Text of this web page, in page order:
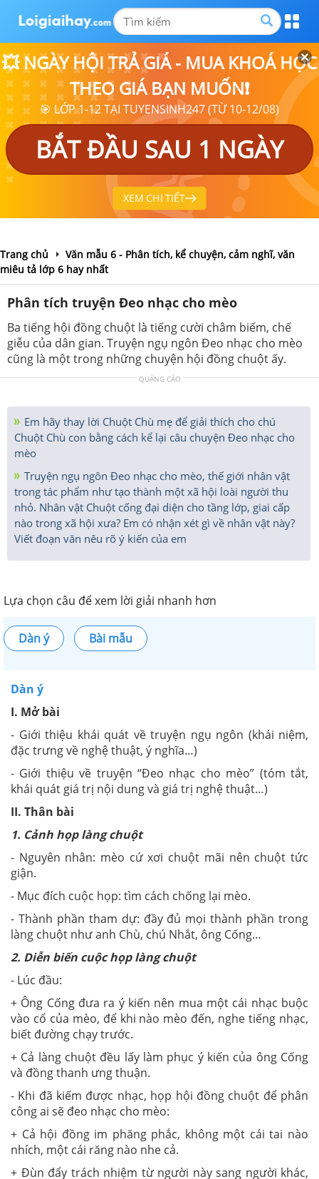
💥 NGÀY HỘI TRẢ GIÁ - MUA KHOÁ HỌC
THEO GIÁ BẠN MUỐN❗
🎯 LỚP 1-12 TẠI TUYENSINH247 (TỪ 10-12/08)
BẮT ĐẦU SAU 1 NGÀY
XEM CHI TIẾT
Trang chủ
Văn mẫu 6 - Phân tích, kể chuyện, cảm nghĩ, văn
miêu tả lớp 6 hay nhất
Phân tích truyện Đeo nhạc cho mèo
Ba tiếng hội đồng chuột là tiếng cười châm biếm, chế
giễu của dân gian. Truyện ngụ ngôn Đeo nhạc cho mèo
cũng là một trong những chuyện hội đồng chuột ấy.
QUẢNG CÁO
Em hãy thay lời Chuột Chù mẹ để giải thích cho chú
Chuột Chù con bằng cách kể lại câu chuyện Đeo nhạc cho
mèo
Truyện ngụ ngôn Đeo nhạc cho mèo, thế giới nhân vật
trong tác phẩm như tạo thành một xã hội loài người thu
nhỏ. Nhân vật Chuột cống đại diện cho tầng lớp, giai cấp
nào trong xã hội xưa? Em có nhận xét gì về nhân vật này?
Viết đoạn văn nêu rõ ý kiến của em
Lựa chọn câu để xem lời giải nhanh hơn
Dàn ý Bài mẫu
Dàn ý
I. Mở bài
- Giới thiệu khái quát về truyện ngụ ngôn (khái niệm,
đặc trưng về nghệ thuật, ý nghĩa…)
- Giới thiệu về truyện “Đeo nhạc cho mèo” (tóm tắt,
khái quát giá trị nội dung và giá trị nghệ thuật…)
II. Thân bài
1. Cảnh họp làng chuột
- Nguyên nhân: mèo cứ xơi chuột mãi nên chuột tức
giận.
- Mục đích cuộc họp: tìm cách chống lại mèo.
- Thành phần tham dự: đầy đủ mọi thành phần trong
làng chuột như anh Chù, chú Nhắt, ông Cống…
2. Diễn biến cuộc họp làng chuột
- Lúc đầu:
+ Ông Cống đưa ra ý kiến nên mua một cái nhạc buộc
vào cổ của mèo, để khi nào mèo đến, nghe tiếng nhạc,
biết đường chạy trước.
+ Cả làng chuột đều lấy làm phục ý kiến của ông Cống
và đồng thanh ưng thuận.
- Khi đã kiếm được nhạc, họp hội đồng chuột để phân
công ai sẽ đeo nhạc cho mèo:
+ Cả hội đồng im phăng phắc, không một cái tai nào
nhích, một cái răng nào nhe cả.
+ Đùn đẩy trách nhiệm từ người này sang người khác,